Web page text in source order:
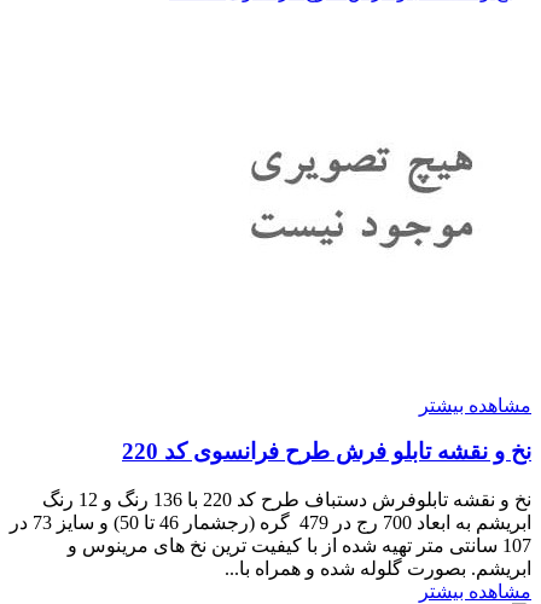
مشاهده بیشتر
نخ و نقشه تابلو فرش طرح فرانسوی کد 220
نخ و نقشه تابلوفرش دستباف طرح کد 220 با 136 رنگ و 12 رنگ
ابریشم به ابعاد 700 رج در 479 گره (رجشمار 46 تا 50) و سایز 73 در
107 سانتی متر تهیه شده از با کیفیت ترین نخ های مرینوس و
ابریشم. بصورت گلوله شده و همراه با...
مشاهده بیشتر